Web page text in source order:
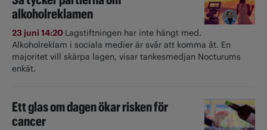
alkoholreklamen
23 juni 14:20 Lagstiftningen har inte hängt med.
Alkoholreklam i sociala medier är svår att komma åt. En
majoritet vill skärpa lagen, visar tankesmedjan Nocturums
enkät.
Ett glas om dagen ökar risken för
cancer